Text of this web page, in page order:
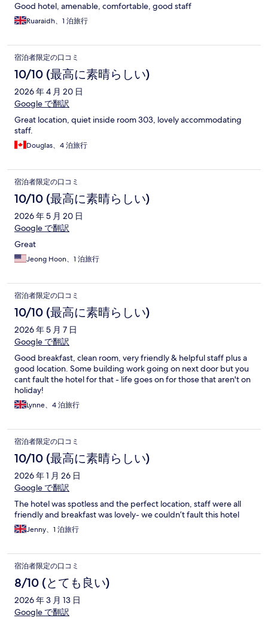
Good hotel, amenable, comfortable, good staff
Ruaraidh、1 泊旅行
宿泊者限定の口コミ
10/10 (最高に素晴らしい)
2026 年 4 月 20 日
Google で翻訳
Great location, quiet inside room 303, lovely accommodating
staff.
Douglas、4 泊旅行
宿泊者限定の口コミ
10/10 (最高に素晴らしい)
2026 年 5 月 20 日
Google で翻訳
Great
Jeong Hoon、1 泊旅行
宿泊者限定の口コミ
10/10 (最高に素晴らしい)
2026 年 5 月 7 日
Google で翻訳
Good breakfast, clean room, very friendly & helpful staff plus a
good location. Some building work going on next door but you
cant fault the hotel for that - life goes on for those that aren't on
holiday!
Lynne、4 泊旅行
宿泊者限定の口コミ
10/10 (最高に素晴らしい)
2026 年 1 月 26 日
Google で翻訳
The hotel was spotless and the perfect location, staff were all
friendly and breakfast was lovely- we couldn’t fault this hotel
Jenny、1 泊旅行
宿泊者限定の口コミ
8/10 (とても良い)
2026 年 3 月 13 日
Google で翻訳